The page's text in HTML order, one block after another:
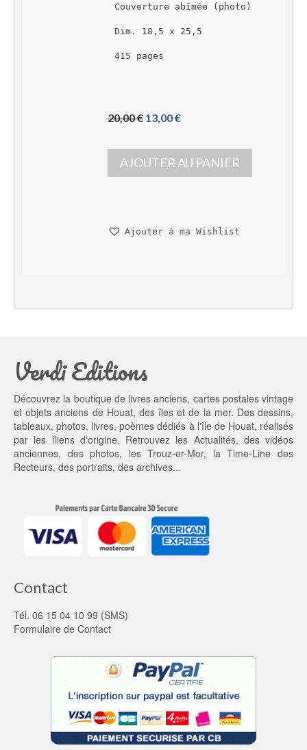
Couverture abîmée (photo)
Dim. 18,5 x 25,5
415 pages
20,00 € L
p
r
i
i
é
t :
0,
0
0 €.
13,00 €L
p
r
i
t
s
AJOUTER AU PANIER
Ajouter à ma Wishlist
Verdi Editions
Découvrez la boutique de livres anciens, cartes postales vintage
et objets anciens de Houat, des îles et de la mer. Des dessins,
tableaux, photos, livres, poèmes dédiés à l'île de Houat, réalisés
par les îliens d'origine. Retrouvez les Actualités, des vidéos
anciennes, desphotos, lesTrouz-er-Mor, laTime-Line des
Recteurs, des portraits, des archives...
Contact
Tél. 06 15 04 10 99 (SMS)
Formulaire de Contact